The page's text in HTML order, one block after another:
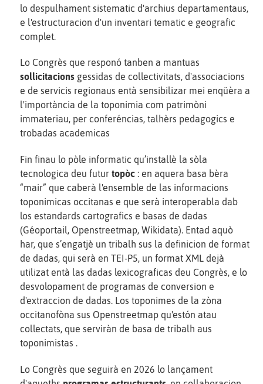
lo despulhament sistematic d'archius departamentaus,
e l'estructuracion d'un inventari tematic e geografic
complet.
Lo Congrès que responó tanben a mantuas
sollicitacions gessidas de collectivitats, d'associacions
e de servicis regionaus entà sensibilizar mei enqüèra a
l'importància de la toponimia com patrimòni
immateriau, per conferéncias, talhèrs pedagogics e
trobadas academicas
Fin finau lo pòle informatic qu’installè la sòla
tecnologica deu futur topòc : en aquera basa bèra
“mair” que caberà l'ensemble de las informacions
toponimicas occitanas e que serà interoperabla dab
los estandards cartografics e basas de dadas
(Géoportail, Openstreetmap, Wikidata). Entad aquò
har, que s’engatjè un tribalh sus la definicion de format
de dadas, qui serà en TEI-P5, un format XML dejà
utilizat entà las dadas lexicograficas deu Congrès, e lo
desvolopament de programas de conversion e
d'extraccion de dadas. Los toponimes de la zòna
occitanofòna sus Openstreetmap qu'estón atau
collectats, que serviràn de basa de tribalh aus
toponimistas .
Lo Congrès que seguirà en 2026 lo lançament